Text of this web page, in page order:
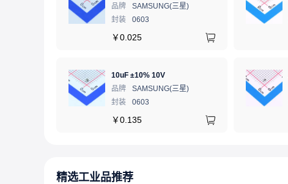
品牌
SAMSUNG(三星)
封装
0603
￥0.025
10uF ±10% 10V
品牌
SAMSUNG(三星)
封装
0603
￥0.135
精选工业品推荐